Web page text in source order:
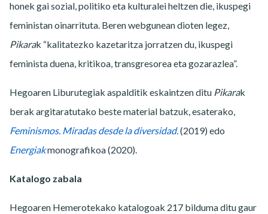
honek gai sozial, politiko eta kulturalei heltzen die, ikuspegi
feministan oinarrituta. Beren webgunean dioten legez,
Pikarak “kalitatezko kazetaritza jorratzen du, ikuspegi
feminista duena, kritikoa, transgresorea eta gozarazlea”.
Hegoaren Liburutegiak aspalditik eskaintzen ditu Pikarak
berak argitaratutako beste material batzuk, esaterako,
Feminismos. Miradas desde la diversidad.(2019) edo
Energiakmonografikoa (2020).
Katalogo zabala
Hegoaren Hemerotekako katalogoak 217 bilduma ditu gaur